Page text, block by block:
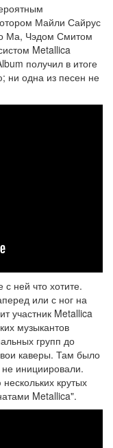
Майли Сайрус
Ма, Чэдом Смитом
Metallica
получил в итоге
ни одна из песен не
ней что хотите.
или с ног на
участник Metallica
музыкантов
групп до
каверы. Там было
инициировали.
крутых
Metallica".